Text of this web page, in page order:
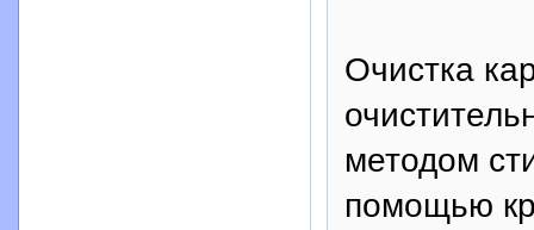
Очистка
методом
помощью